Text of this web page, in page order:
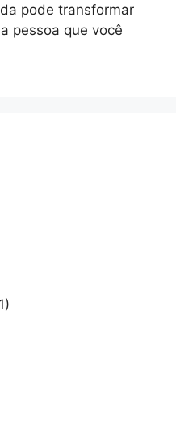
pode transformar
pessoa que você